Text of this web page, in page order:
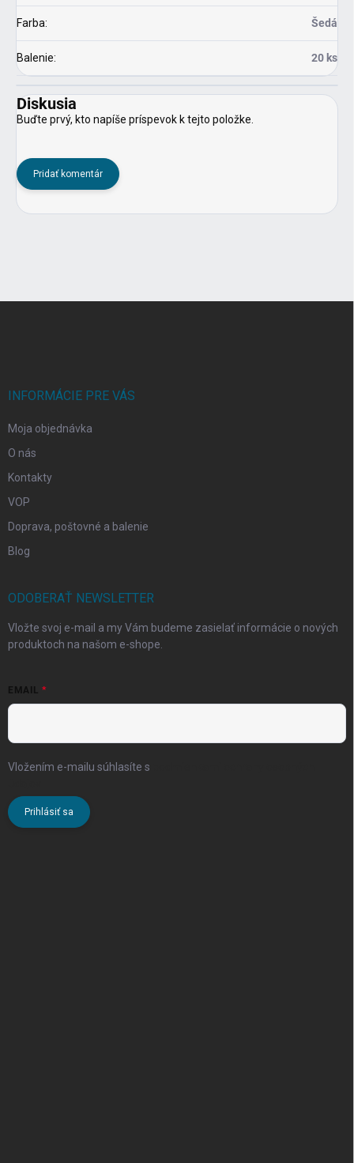
Farba: Šedá
Balenie: 20 ks
Diskusia
Buďte prvý, kto napíše príspevok k tejto položke.
Pridať komentár
INFORMÁCIE PRE VÁS
Moja objednávka
O nás
Kontakty
VOP
Doprava, poštovné a balenie
Blog
ODOBERAŤ NEWSLETTER
Vložte svoj e-mail a my Vám budeme zasielať informácie o nových
produktoch na našom e-shope.
EMAIL
Vložením e-mailu súhlasíte s
Prihlásiť sa